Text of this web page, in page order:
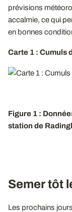
prévisions
accalmie, ce qui
en bonnes
Carte 1 : Cumuls
Figure 1 :
station de
Semer tôt
Les prochains